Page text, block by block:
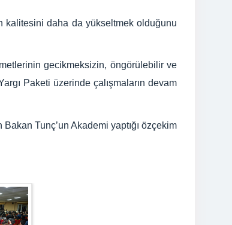
kalitesini daha da yükseltmek olduğunu
gecikmeksizin, öngörülebilir ve
Paketi üzerinde çalışmaların devam
Bakan Tunç’un Akademi yaptığı özçekim